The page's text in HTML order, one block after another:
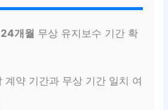
개월 무상 유지보수 기간 확
계약 기간과 무상 기간 일치 여